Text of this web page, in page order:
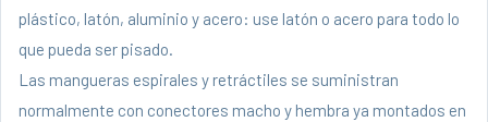
plástico, latón, aluminio y acero: use latón o acero para todo lo
que pueda ser pisado.
Las mangueras espirales y retráctiles se suministran
normalmente con conectores macho y hembra ya montados en